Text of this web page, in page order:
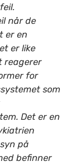
når de
er en
er like
reagerer
for
som
Det er en
på
befinner